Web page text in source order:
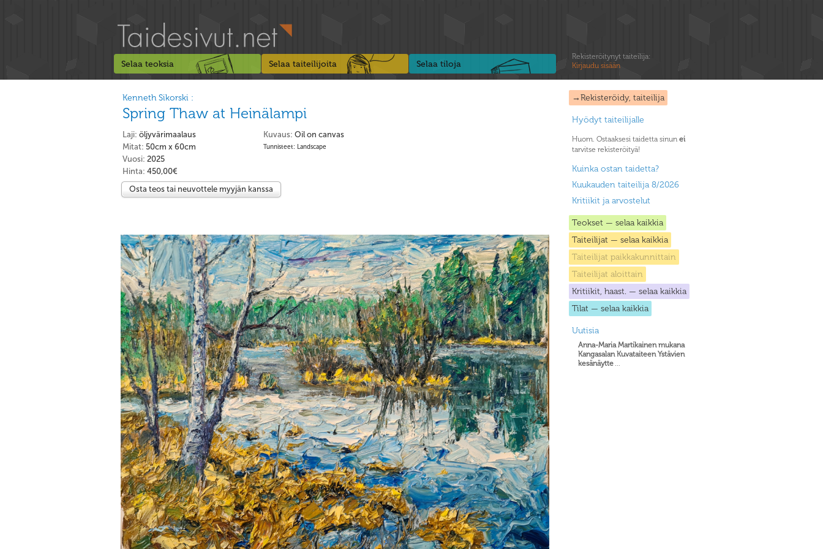
Selaa teoksia Selaa taiteilijoita Selaa tiloja
Rekisteröitynyt taiteilija:
Kirjaudu sisään
→Rekisteröidy, taiteilija
Hyödyt taiteilijalle
Huom. Ostaaksesi taidetta sinun ei
tarvitse rekisteröityä!
Kuinka ostan taidetta?
Kuukauden taiteilija 8/2026
Kritiikit ja arvostelut
Teokset — selaa kaikkia
Taiteilijat — selaa kaikkia
Taiteilijat paikkakunnittain
Taiteilijat aloittain
Kritiikit, haast. — selaa kaikkia
Tilat — selaa kaikkia
Uutisia
Anna-Maria Martikainen mukana
Kangasalan Kuvataiteen Ystävien
kesänäytte...
Kenneth Sikorski :
Spring Thaw at Heinälampi
Kuvaus: Oil on canvas
Tunnisteet: Landscape
Laji: öljyvärimaalaus
Mitat: 50cm x 60cm
Vuosi: 2025
Hinta: 450,00€
Osta teos tai neuvottele myyjän kanssa